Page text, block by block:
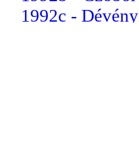
1992c -